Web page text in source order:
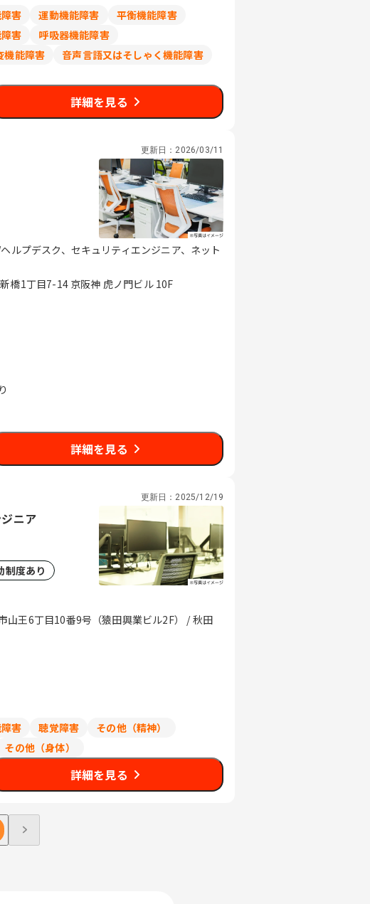
害 運動機能障害
平衡機能障害
害
呼吸器機能障害
機能障害
音声言語又はそしゃく機能障害
詳細を見る
更新日： 2026/03/11
ルプデスク、セキュリティエンジニア、ネット
橋1丁目7-14 京阪神 虎ノ門ビル 10F
詳細を見る
更新日： 2025/12/19
ニア
制度あり
山王6丁目10番9号（猿田興業ビル2F） / 秋田
害 聴覚障害
その他（精神）
その他（身体）
詳細を見る